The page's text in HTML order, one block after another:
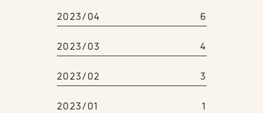
2023/04 6
2023/03 4
2023/02 3
2023/01 1